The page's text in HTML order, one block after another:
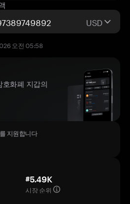
USD
오전 05:58
화폐 지갑의
지원합니다
#5.49K
시장 순위